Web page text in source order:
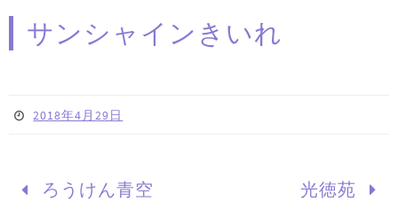
サンシャインきいれ
2018年4月29日
ろうけん青空 光徳苑